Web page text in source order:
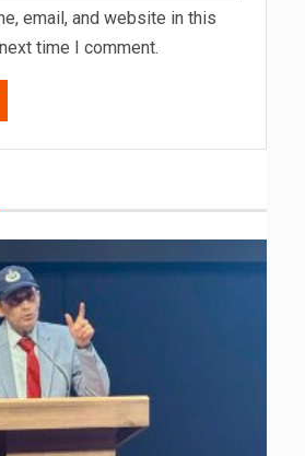
email, and website in this
time I comment.